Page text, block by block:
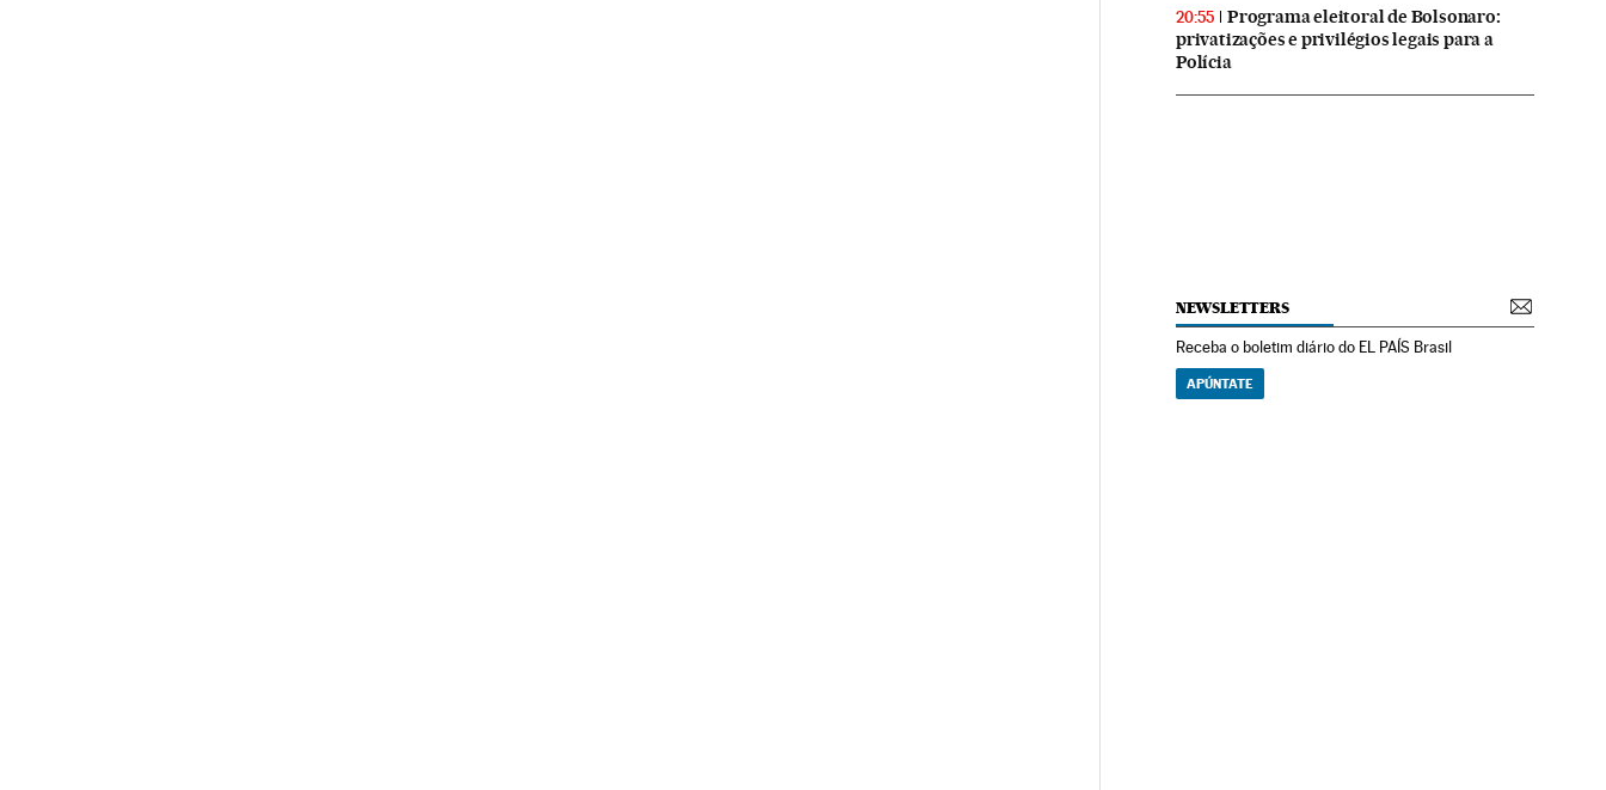
20:55
Programa eleitoral de Bolsonaro:
privatizações e privilégios legais para a
Polícia
NEWSLETTERS
Receba o boletim diário do EL PAÍS Brasil
APÚNTATE